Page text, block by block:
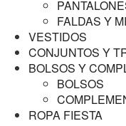
FALDAS Y
VESTIDOS
CONJUNTOS Y
BOLSOS Y
BOLSOS
ROPA FIESTA